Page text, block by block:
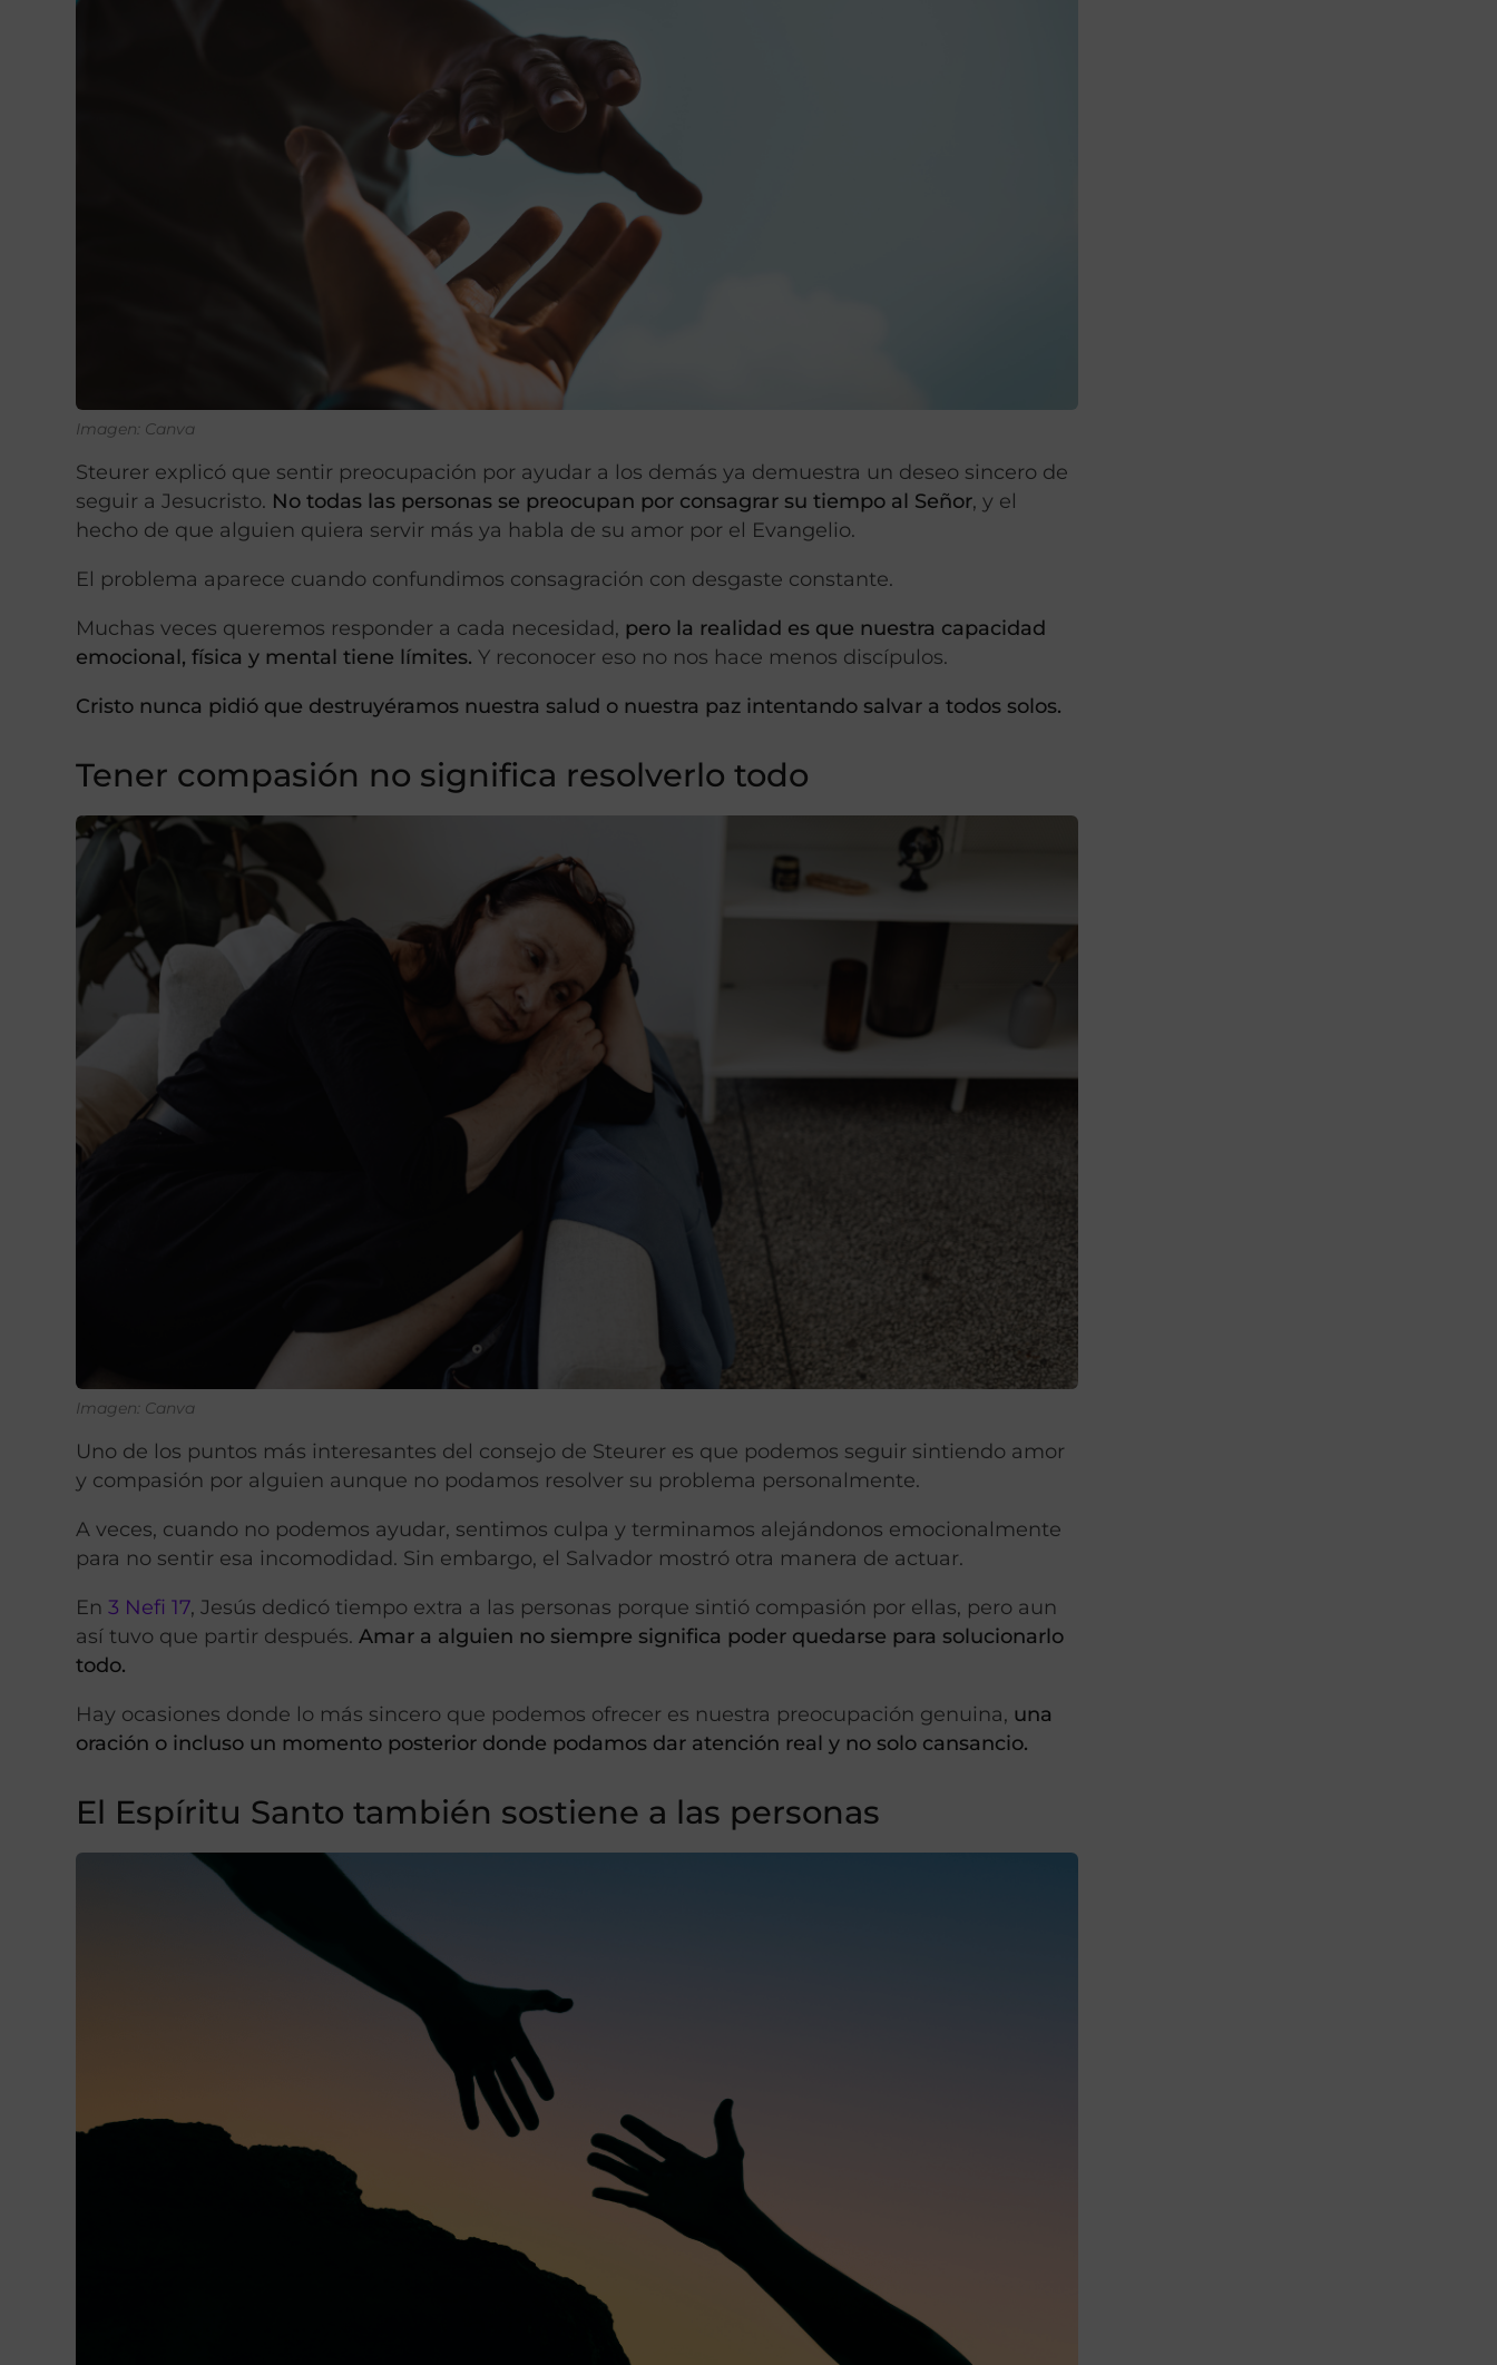
Imagen: Canva
Steurer explicó que sentir preocupación por ayudar a los demás ya demuestra un deseo sincero de
seguir a Jesucristo. No todas las personas se preocupan por consagrar su tiempo al Señor, y el
hecho de que alguien quiera servir más ya habla de su amor por el Evangelio.
El problema aparece cuando confundimos consagración con desgaste constante.
Muchas veces queremos responder a cada necesidad, pero la realidad es que nuestra capacidad
emocional, física y mental tiene límites.Y reconocer eso no nos hace menos discípulos.
Cristo nunca pidió que destruyéramos nuestra salud o nuestra paz intentando salvar a todos solos.
Tener compasión no significa resolverlo todo
Imagen: Canva
Uno de los puntos más interesantes del consejo de Steurer es que podemos seguir sintiendo amor
y compasión por alguien aunque no podamos resolver su problema personalmente.
A veces, cuando no podemos ayudar, sentimos culpa y terminamos alejándonos emocionalmente
para no sentir esa incomodidad. Sin embargo, el Salvador mostró otra manera de actuar.
En3 Nefi 17, Jesús dedicó tiempo extra a las personas porque sintió compasión por ellas, pero aun
así tuvo que partir después.Amar a alguien no siempre significa poder quedarse para solucionarlo
todo.
Hay ocasiones donde lo más sincero que podemos ofrecer es nuestra preocupación genuina, una
oración o incluso un momento posterior donde podamos dar atención real y no solo cansancio.
El Espíritu Santo también sostiene a las personas